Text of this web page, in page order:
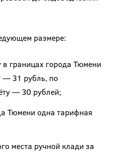
размере:
границах города Тюмени
— 31 рубль, по
— 30 рублей;
Тюмени одна тарифная
места ручной клади за